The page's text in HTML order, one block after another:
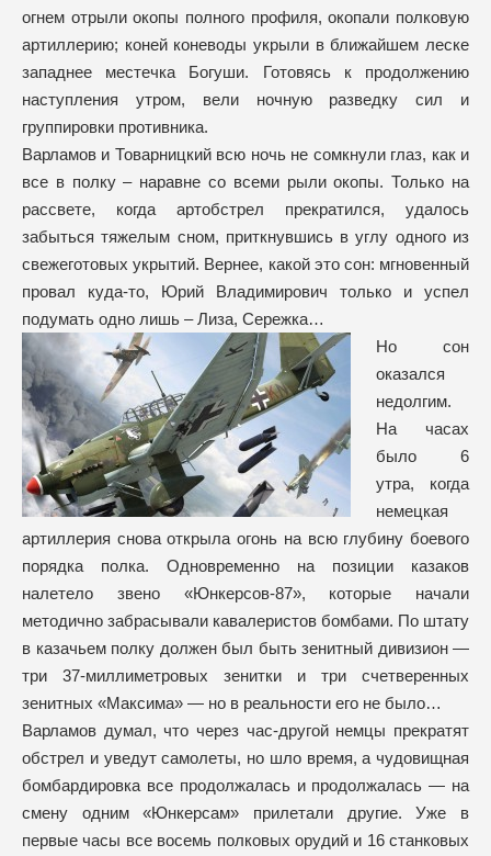
огнем отрыли окопы полного профиля, окопали полковую
артиллерию; коней коневоды укрыли в ближайшем леске
западнее местечка Богуши. Готовясь к продолжению
наступления утром, вели ночную разведку сил и
группировки противника.
Варламов и Товарницкий всю ночь не сомкнули глаз, как и
все в полку – наравне со всеми рыли окопы. Только на
рассвете, когда артобстрел прекратился, удалось
забыться тяжелым сном, приткнувшись в углу одного из
свежеготовых укрытий. Вернее, какой это сон: мгновенный
провал куда-то, Юрий Владимирович только и успел
подумать одно лишь – Лиза, Сережка…
Но сон
оказался
недолгим.
На часах
было 6
утра, когда
немецкая
артиллерия снова открыла огонь на всю глубину боевого
порядка полка. Одновременно на позиции казаков
налетело звено «Юнкерсов-87», которые начали
методично забрасывали кавалеристов бомбами. По штату
в казачьем полку должен был быть зенитный дивизион —
три 37-миллиметровых зенитки и три счетверенных
зенитных «Максима» — но в реальности его не было…
Варламов думал, что через час-другой немцы прекратят
обстрел и уведут самолеты, но шло время, а чудовищная
бомбардировка все продолжалась и продолжалась — на
смену одним «Юнкерсам» прилетали другие. Уже в
первые часы все восемь полковых орудий и 16 станковых